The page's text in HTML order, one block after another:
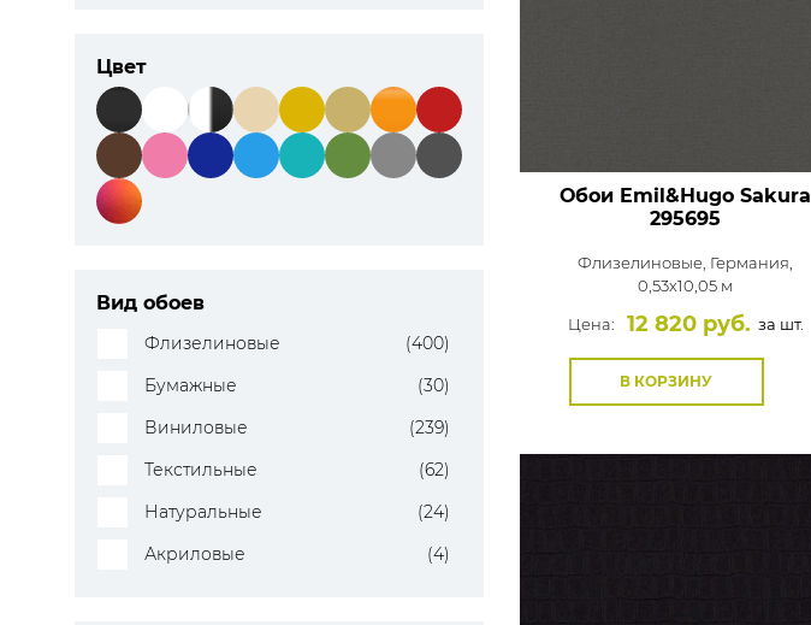
Цвет
Вид обоев
Флизелиновые
(400)
Бумажные
(30)
Виниловые
(239)
Текстильные
(62)
Натуральные
(24)
Акриловые
(4)
Обои Emil&Hugo Sakura
295695
Флизелиновые, Германия,
0,53x10,05 м
Цена:
12 820 руб. за шт.
В КОРЗИНУ